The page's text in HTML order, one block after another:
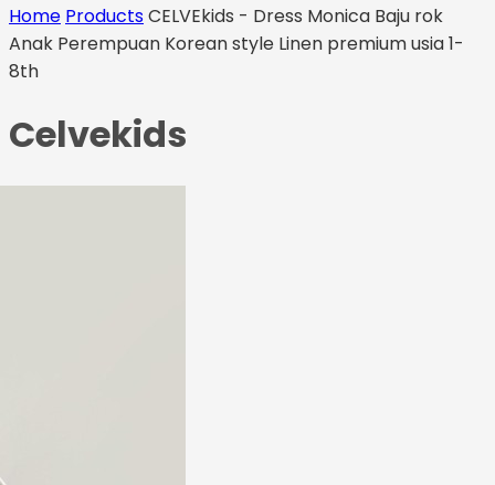
Home ProductsCELVEkids - Dress Monica Baju rok
Anak Perempuan Korean style Linen premium usia 1-
8th
Celvekids